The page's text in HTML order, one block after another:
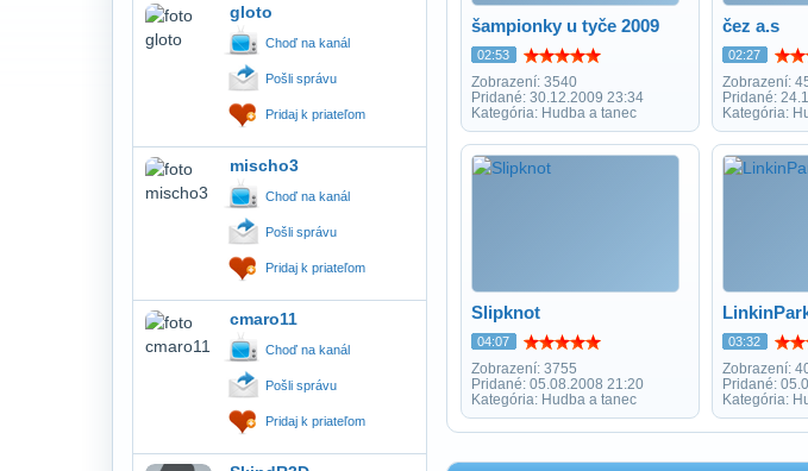
gloto
Choď na kanál
Pošli správu
Pridaj k priateľom
mischo3
Choď na kanál
Pošli správu
Pridaj k priateľom
cmaro11
Choď na kanál
Pošli správu
Pridaj k priateľom
šampionky u tyče 2009
02:53
Zobrazení: 3540
Pridané: 30.12.2009 23:34
Kategória: Hudba a tanec
čez a.s
02:27
Zobrazení:
Pridané:
Kategória:
Slipknot
04:07
Zobrazení: 3755
Pridané: 05.08.2008 21:20
Kategória: Hudba a tanec
03:32
Zobrazení:
Pridané:
Kategória: